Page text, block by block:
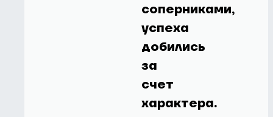
соперниками,
успеха
добились
за
счет
характера.